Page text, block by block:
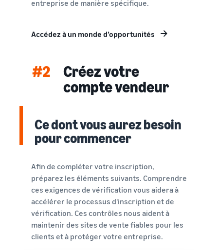
entreprise de manière spécifique.
Accédez à un monde d’opportunités
#2
Créez votre
compte vendeur
Ce dont vous aurez besoin
pour commencer
Afin de compléter votre inscription,
préparez les éléments suivants. Comprendre
ces exigences de vérification vous aidera à
accélérer le processus d'inscription et de
vérification. Ces contrôles nous aident à
maintenir des sites de vente fiables pour les
clients et à protéger votre entreprise.